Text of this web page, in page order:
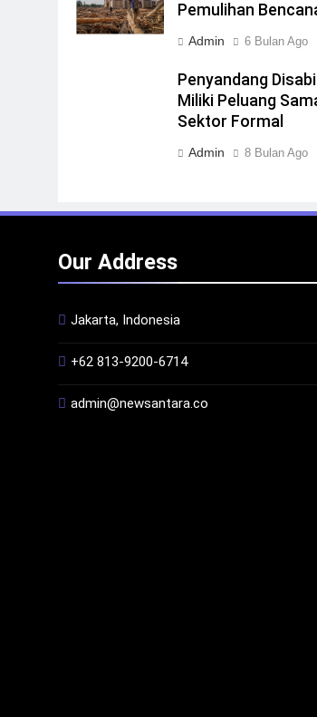
Pemulihan
Admin 6 Bulan Ago
Penyandang
Miliki Peluang
Sektor Formal
Admin 8 Bulan Ago
Our Address
Jakarta, Indonesia
+62 813-9200-6714
admin@newsantara.co